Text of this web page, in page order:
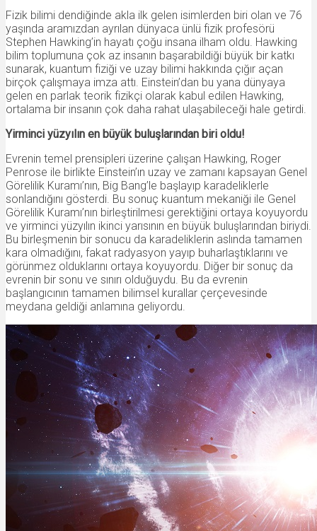
Fizik bilimi dendiğinde akla ilk gelen isimlerden biri olan ve 76
yaşında aramızdan ayrılan dünyaca ünlü fizik profesörü
Stephen Hawking’in hayatı çoğu insana ilham oldu. Hawking
bilim toplumuna çok az insanın başarabildiği büyük bir katkı
sunarak, kuantum fiziği ve uzay bilimi hakkında çığır açan
birçok çalışmaya imza attı. Einstein’dan bu yana dünyaya
gelen en parlak teorik fizikçi olarak kabul edilen Hawking,
ortalama bir insanın çok daha rahat ulaşabileceği hale getirdi.
Yirminci yüzyılın en büyük buluşlarından biri oldu!
Evrenin temel prensipleri üzerine çalışan Hawking, Roger
Penrose ile birlikte Einstein’ın uzay ve zamanı kapsayan Genel
Görelilik Kuramı’nın, Big Bang’le başlayıp karadeliklerle
sonlandığını gösterdi. Bu sonuç kuantum mekaniği ile Genel
Görelilik Kuramı’nın birleştirilmesi gerektiğini ortaya koyuyordu
ve yirminci yüzyılın ikinci yarısının en büyük buluşlarından biriydi.
Bu birleşmenin bir sonucu da karadeliklerin aslında tamamen
kara olmadığını, fakat radyasyon yayıp buharlaştıklarını ve
görünmez olduklarını ortaya koyuyordu. Diğer bir sonuç da
evrenin bir sonu ve sınırı olduğuydu. Bu da evrenin
başlangıcının tamamen bilimsel kurallar çerçevesinde
meydana geldiği anlamına geliyordu.